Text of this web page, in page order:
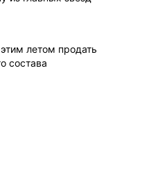
летом продать
состава